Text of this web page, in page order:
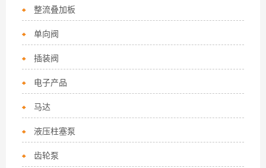
整流叠加板
单向阀
插装阀
电子产品
马达
液压柱塞泵
齿轮泵